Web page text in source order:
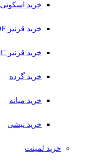
خرید اسکوتی
خرید قرنیز MDF
خرید قرنیز PVC
خرید گرده
خرید میانه
خرید نیشی
خرید لمینت